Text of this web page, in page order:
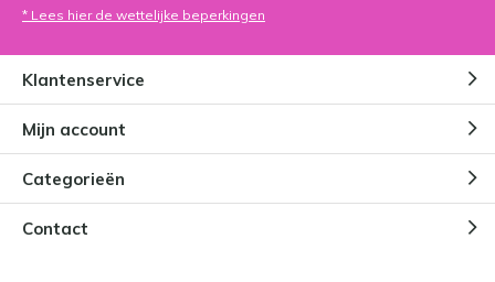
* Lees hier de wettelijke beperkingen
Klantenservice
Mijn account
Categorieën
Contact